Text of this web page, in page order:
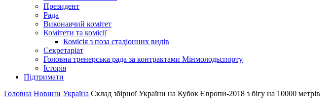
Президент
Рада
Виконавчий комітет
Комітети та комісії
Комісія з поза стадіонних видів
Секретаріат
Головна тренерська рада за контрактами Мінмолодьспорту
Історія
Підтримати
Головна Новини Україна Склад збірної України на Кубок Європи-2018 з бігу на 10000 метрів